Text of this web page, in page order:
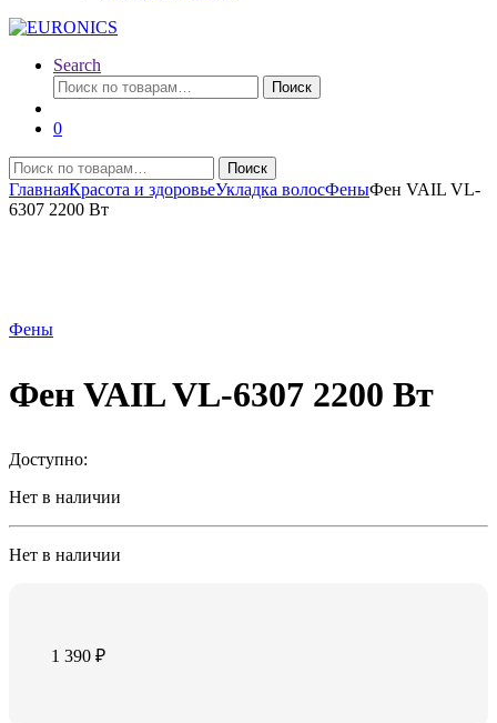
Search
Искать:
Поиск
0
Искать:
Поиск
ГлавнаяКрасота и здоровьеУкладка волосФеныФен VAIL VL-
6307 2200 Вт
Фены
Фен VAIL VL-6307 2200 Вт
Доступно:
Нет в наличии
Нет в наличии
1 390₽